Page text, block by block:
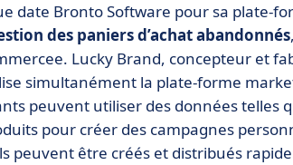
date Bronto Software pour sa plate-
des paniers d’achat abandonnés
Lucky Brand, concepteur et
simultanément la plate-forme
peuvent utiliser des données telles
pour créer des campagnes
peuvent être créés et distribués